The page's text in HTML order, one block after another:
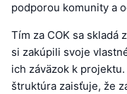
podporou komunity a
Tím za COK sa skladá
si zakúpili svoje
ich záväzok k
štruktúra zaisťuje, že